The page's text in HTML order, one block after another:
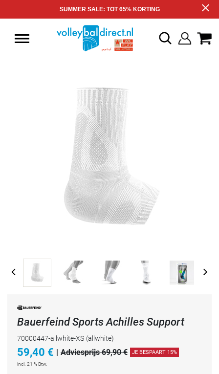
SUMMER SALE: TOT 65% KORTING
Bauerfeind Sports Achilles Support
70000447-allwhite-XS (allwhite)
59,40 € | Adviesprijs 69,90 € JE BESPAART 15%
incl. 21 % Btw.